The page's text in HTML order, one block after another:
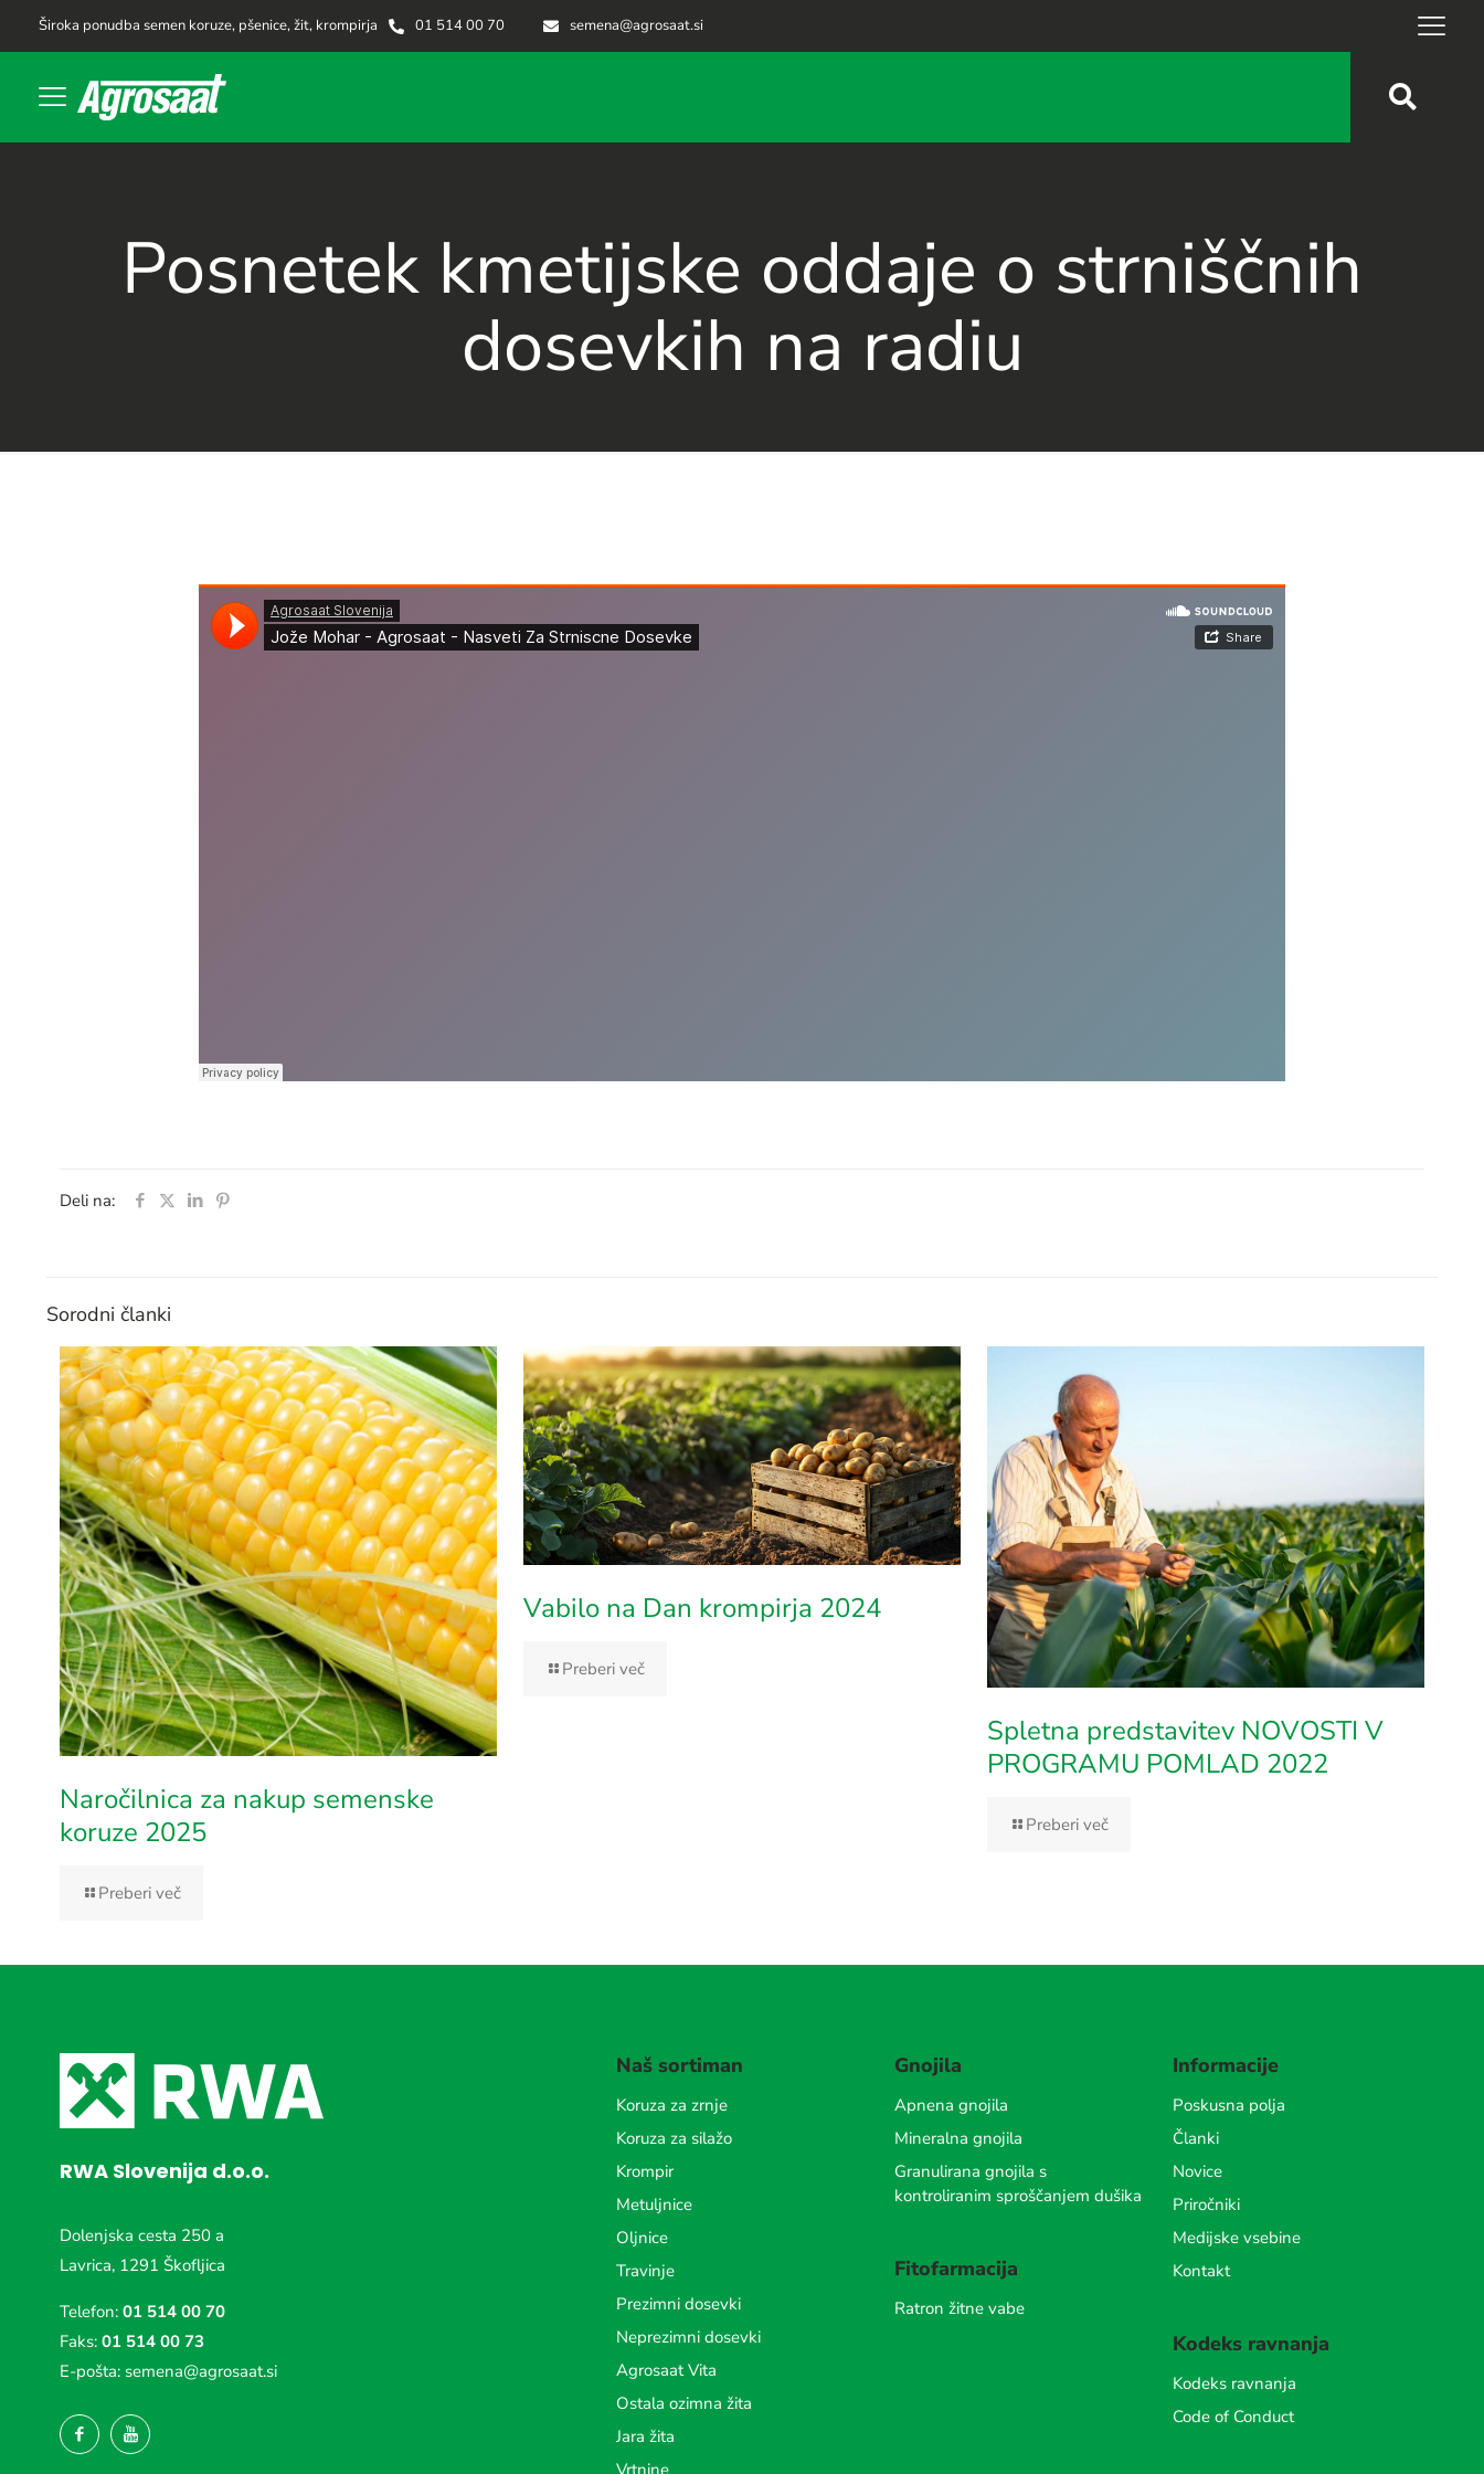
Široka ponudba semen koruze, pšenice, žit, krompirja 01 514 00 70 semena@agrosaat.si
Posnetek kmetijske oddaje o strniščnih
dosevkih na radiu
Deli na:
Sorodni članki
Naročilnica za nakup semenske
koruze 2025
Preberi več
Vabilo na Dan krompirja 2024
Preberi več
Spletna predstavitev NOVOSTI V
PROGRAMU POMLAD 2022
Preberi več
RWA Slovenija d.o.o.
Dolenjska cesta 250 a
Lavrica, 1291 Škofljica
Telefon: 01 514 00 70
Faks: 01 514 00 73
E-pošta: semena@agrosaat.si
Naš sortiman
Koruza za zrnje
Koruza za silažo
Krompir
Metuljnice
Oljnice
Travinje
Prezimni dosevki
Neprezimni dosevki
Agrosaat Vita
Ostala ozimna žita
Jara žita
Gnojila
Apnena gnojila
Mineralna gnojila
Granulirana gnojila s
kontroliranim sproščanjem dušika
Fitofarmacija
Ratron žitne vabe
Informacije
Poskusna polja
Članki
Novice
Priročniki
Medijske vsebine
Kontakt
Kodeks ravnanja
Kodeks ravnanja
Code of Conduct